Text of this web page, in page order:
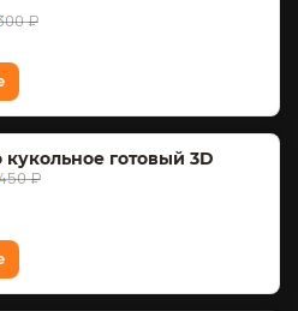
₽
готовый 3D
₽